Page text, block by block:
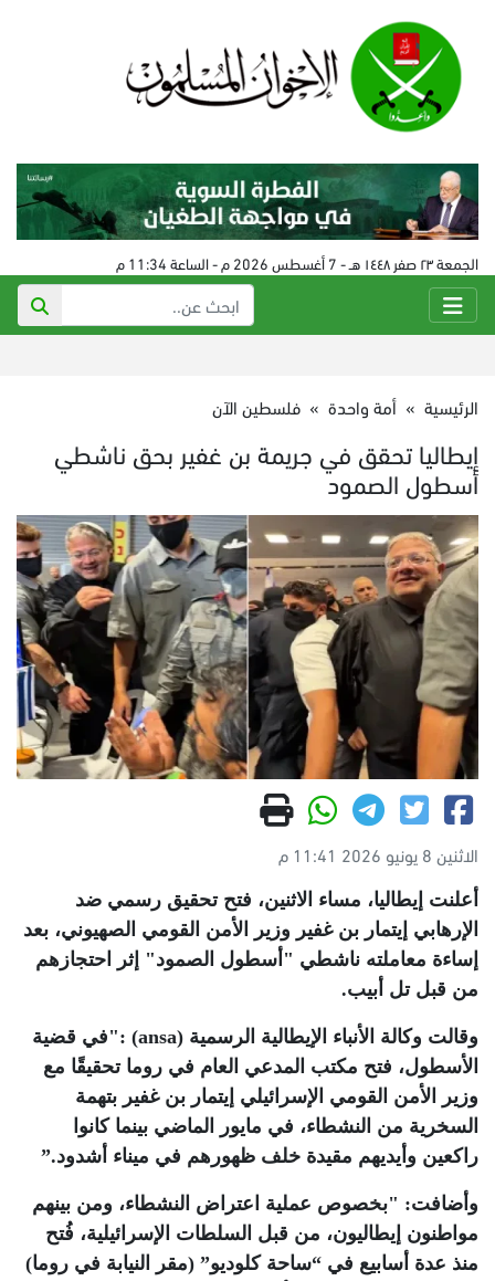
الجمعة ٢٣ صفر ١٤٤٨ هـ - 7 أغسطس 2026 م - الساعة 11:34 م
الرئيسية » أمة واحدة » فلسطين الآن
إيطاليا تحقق في جريمة بن غفير بحق ناشطي
أسطول الصمود
الاثنين 8 يونيو 2026 11:41 م
أعلنت إيطاليا، مساء الاثنين، فتح تحقيق رسمي ضد
الإرهابي إيتمار بن غفير وزير الأمن القومي الصهيوني، بعد
إساءة معاملته ناشطي "أسطول الصمود" إثر احتجازهم
من قبل تل أبيب.
وقالت وكالة الأنباء الإيطالية الرسمية (ansa) :"في قضية
الأسطول، فتح مكتب المدعي العام في روما تحقيقًا مع
وزير الأمن القومي الإسرائيلي إيتمار بن غفير بتهمة
السخرية من النشطاء، في مايور الماضي بينما كانوا
راكعين وأيديهم مقيدة خلف ظهورهم في ميناء أشدود”.
وأضافت: "بخصوص عملية اعتراض النشطاء، ومن بينهم
مواطنون إيطاليون، من قبل السلطات الإسرائيلية، فُتح
منذ عدة أسابيع في “ساحة كلوديو” (مقر النيابة في روما)